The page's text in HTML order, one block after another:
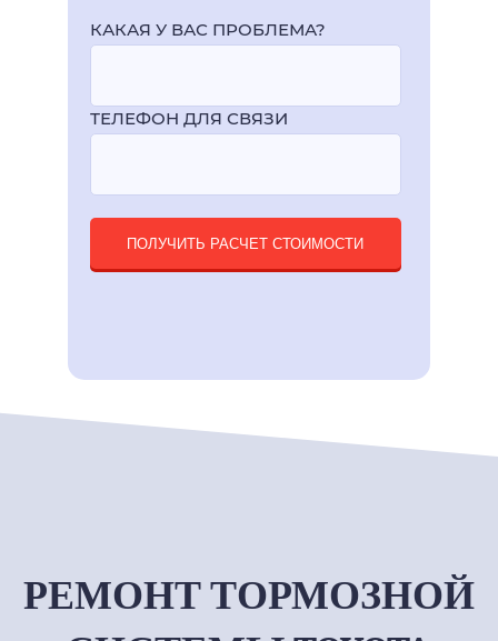
КАКАЯ У ВАС ПРОБЛЕМА?
ТЕЛЕФОН ДЛЯ СВЯЗИ
ПОЛУЧИТЬ РАСЧЕТ СТОИМОСТИ
РЕМОНТ ТОРМОЗНОЙ